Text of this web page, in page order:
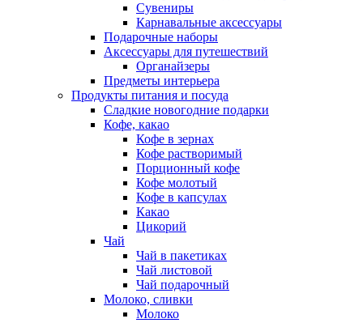
Сувениры
Карнавальные аксессуары
Подарочные наборы
Аксессуары для путешествий
Органайзеры
Предметы интерьера
Продукты питания и посуда
Сладкие новогодние подарки
Кофе, какао
Кофе в зернах
Кофе растворимый
Порционный кофе
Кофе молотый
Кофе в капсулах
Какао
Цикорий
Чай
Чай в пакетиках
Чай листовой
Чай подарочный
Молоко, сливки
Молоко